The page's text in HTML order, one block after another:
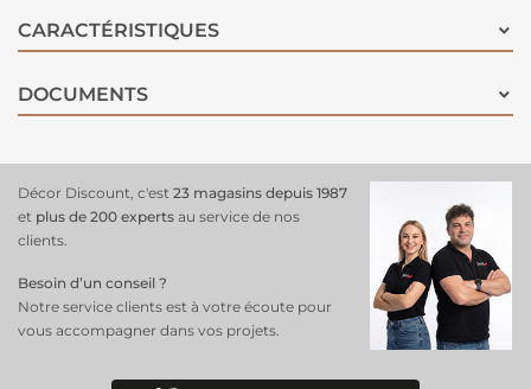
accroche visuelle forte avec ce héros iconique de la galaxie Star Wars,
pour une ambiance à la fois dynamique et intemporelle.
CARACTÉRISTIQUES
DOCUMENTS
Décor Discount, c'est 23 magasins depuis 1987
et plus de 200 experts au service de nos
clients.
Besoin d’un conseil ?
Notre service clients est à votre écoute pour
vous accompagner dans vos projets.